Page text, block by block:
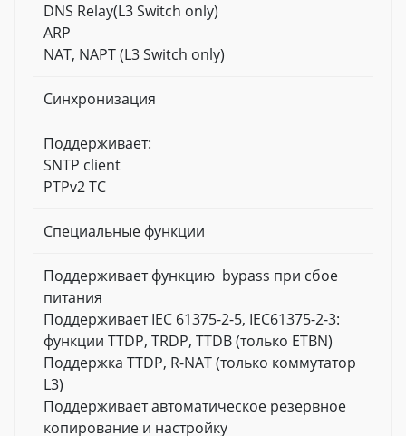
DNS Relay(L3 Switch only)
ARP
NAT, NAPT (L3 Switch only)
Синхронизация
Поддерживает:
SNTP client
PTPv2 TC
Специальные функции
Поддерживает функцию bypass при сбое
питания
Поддерживает IEC 61375-2-5, IEC61375-2-3:
функции TTDP, TRDP, TTDB (только ETBN)
Поддержка TTDP, R-NAT (только коммутатор
L3)
Поддерживает автоматическое резервное
копирование и настройку